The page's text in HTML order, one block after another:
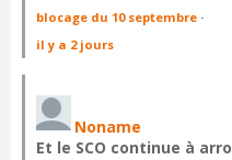
blocage du 10 septembre ·
il y a 2 jours
Noname
Et le SCO continue à